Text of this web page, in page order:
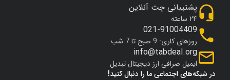
در شبکه‌های اجتماعی ما را دنبال کنید!
پشتیبانی چت آنلاین
۲۴ ساعته
021-91004409
روزهای کاری: 9 صبح تا 7 شب
info@tabdeal.org
ایمیل صرافی ارز دیجیتال تبدیل